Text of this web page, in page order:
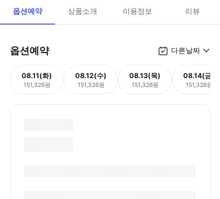
옵션예약 상품소개 이용정보 리뷰
옵션예약 다른날짜
08.11(화)
151,326원
08.12(수)
151,326원
08.13(목)
151,326원
08.14(금)
151,326원